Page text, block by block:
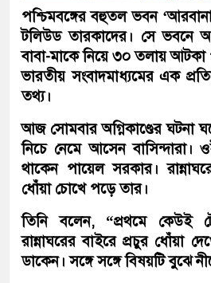
পশ্চিমবঙ্গের বহুতল ভবন
টলিউড তারকাদের। সে ভবনে
বাবা-মাকে নিয়ে ৩০ তলায় আটকা
ভারতীয় সংবাদমাধ্যমের এক
তথ্য।
আজ সোমবার অগ্নিকাণ্ডের ঘটনা
নিচে নেমে আসেন
থাকেন পায়েল সরকার।
ধোঁয়া চোখে পড়ে তার।
তিনি বলেন, “প্রথমে কেউই
রান্নাঘরের বাইরে প্রচুর ধোঁয়া
ডাকেন। সঙ্গে সঙ্গে বিষয়টি বুঝে